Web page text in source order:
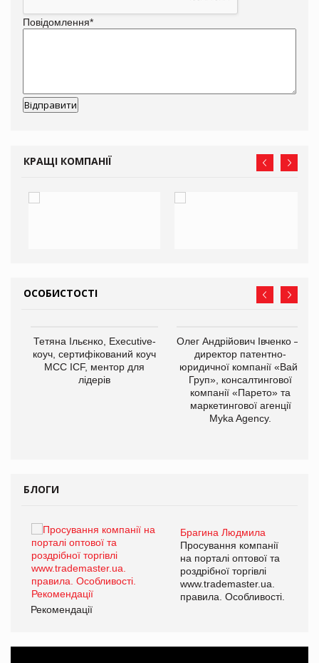
Повідомлення*
КРАЩІ КОМПАНІЇ
ОСОБИСТОСТІ
Тетяна Ільєнко, Executive-
коуч, сертифікований коуч
МСС ICF, ментор для
лідерів
Олег Андрійович Івченко —
директор патентно-
юридичної компанії «Вайз
Груп», консалтингової
компанії «Парето» та
маркетингової агенції
Myka Agency.
БЛОГИ
Брагина Людмила
Просування компанії
на порталі оптової та
роздрібної торгівлі
www.trademaster.ua.
правила. Особливості.
Рекомендації